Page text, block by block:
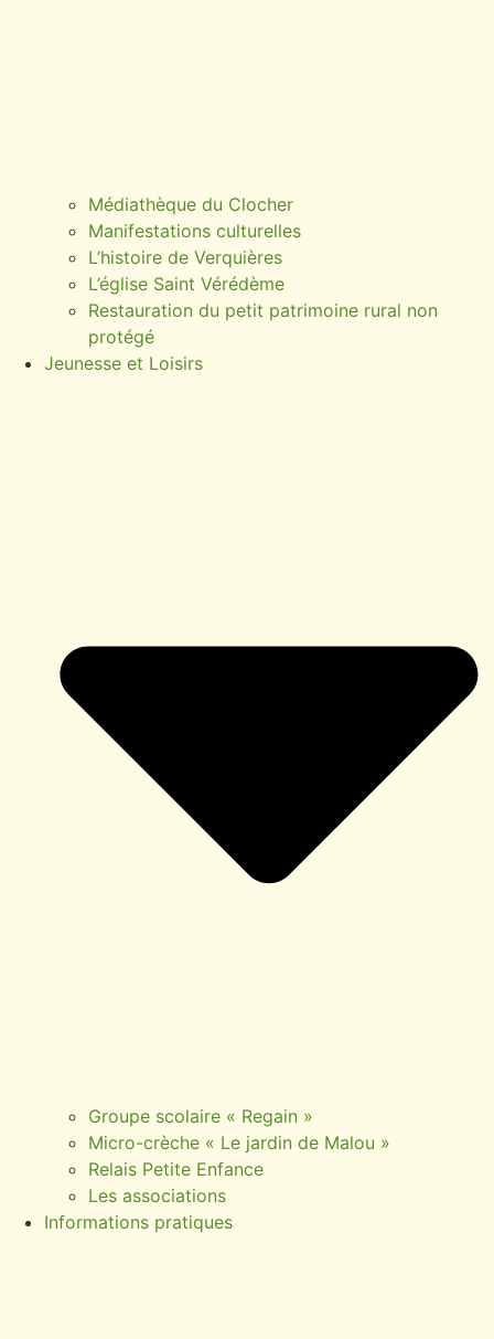
Médiathèque du Clocher
Manifestations culturelles
L’histoire de Verquières
L’église Saint Vérédème
Restauration du petit patrimoine rural non
protégé
Jeunesse et Loisirs
Groupe scolaire « Regain »
Micro-crèche « Le jardin de Malou »
Relais Petite Enfance
Les associations
Informations pratiques